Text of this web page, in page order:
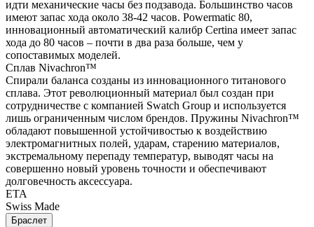
идти механические часы без подзавода. Большинство часов
имеют запас хода около 38-42 часов. Powermatic 80,
инновационный автоматический калибр Certina имеет запас
хода до 80 часов – почти в два раза больше, чем у
сопоставимых моделей.
Сплав Nivachron™
Спирали баланса созданы из инновационного титанового
сплава. Этот революционный материал был создан при
сотрудничестве с компанией Swatch Group и используется
лишь ограниченным числом брендов. Пружины Nivachron™
обладают повышенной устойчивостью к воздействию
электромагнитных полей, ударам, старению материалов,
экстремальному перепаду температур, выводят часы на
совершенно новый уровень точности и обеспечивают
долговечность аксессуара.
ETA
Swiss Made
Браслет